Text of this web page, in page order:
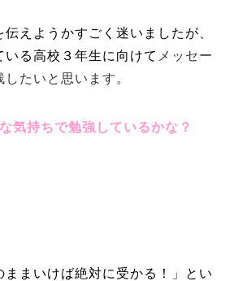
えようかすごく迷いましたが、
る高校３年生に向けて メッセー
したいと思います。
気持ちで勉強しているかな？
ままいけば絶対に受かる！」とい